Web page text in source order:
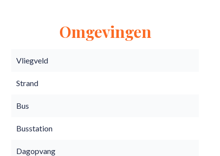
Omgevingen
Vliegveld
Strand
Bus
Busstation
Dagopvang